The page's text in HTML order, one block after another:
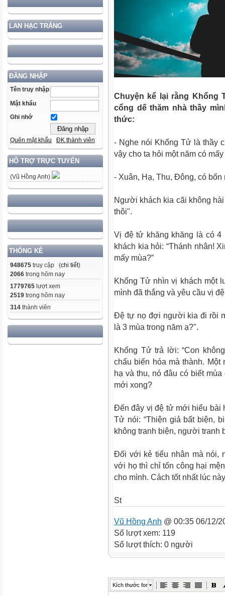
LAN HẠC TRẮNG
ĐĂNG NHẬP
Tên truy nhập
Mật khẩu
Ghi nhớ
Quên mật khẩu ĐK thành viên
HỖ TRỢ TRỰC TUYẾN
(Vũ Hồng Anh)
THỐNG KÊ
948675 truy cập (chi tiết)
2066 trong hôm nay
1779765 lượt xem
2519 trong hôm nay
314 thành viên
Chuyện kể lại rằng Khổng
cổng dế thăm nhà thầy
thức:
- Nghe nói Khổng Tử là thầy
vậy cho ta hỏi một năm có
- Xuân, Hạ, Thu, Đông, có bốn
Người khách kia cãi không
thôi".
Vị đệ tử khăng khăng là có
khách kia hỏi: “Thánh nhân!
mấy mùa?”
Khổng Tử nhìn vị khách một
mình đã thắng và yêu cầu vị
Đệ tự nọ đợi người kia đi rồi
là 3 mùa trong năm ạ?".
Khổng Tử trả lời: “Con
chấu biến hóa mà thành. Một
hạ và thu, nó đâu có biết
mới xong?
Đến đây vị đệ tử mới hiểu bài
Tử nói: “Thiện giả bất biện,
không tranh biện, người tranh
Đối với kẻ tiểu nhân mà nói,
với họ thì chỉ tốn công hại
cho mình. Cách tốt nhất lúc
St
Vũ Hồng Anh @ 00:35 06/12/
Số lượt xem: 119
Số lượt thích: 0 người
Kích thước font